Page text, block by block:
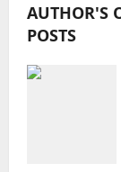
a
v
AUTHOR'S
POSTS